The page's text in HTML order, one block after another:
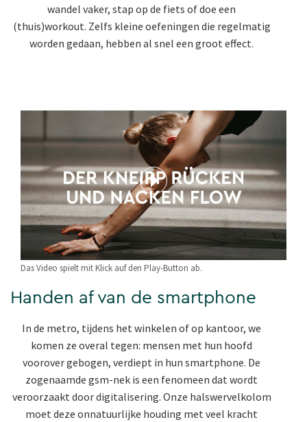
wandel vaker, stap op de fiets of doe een
(thuis)workout. Zelfs kleine oefeningen die regelmatig
worden gedaan, hebben al snel een groot effect.
Das Video spielt mit Klick auf den Play-Button ab.
Handen af van de smartphone
In de metro, tijdens het winkelen of op kantoor, we
komen ze overal tegen: mensen met hun hoofd
voorover gebogen, verdiept in hun smartphone. De
zogenaamde gsm-nek is een fenomeen dat wordt
veroorzaakt door digitalisering. Onze halswervelkolom
moet deze onnatuurlijke houding met veel kracht